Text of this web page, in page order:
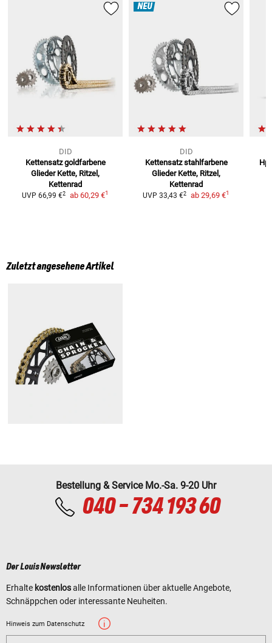
DID
Kettensatz goldfarbene
Glieder Kette, Ritzel,
Kettenrad
UVP 66,99 €2 ab 60,29 €1
NEU
DID
Kettensatz stahlfarbene
Glieder Kette, Ritzel,
Kettenrad
UVP 33,43 €2 ab 29,69 €1
Zuletzt angesehene Artikel
Bestellung & Service Mo.-Sa. 9-20 Uhr
040 - 734 193 60
Der Louis Newsletter
Erhalte kostenlosalle Informationen über aktuelle Angebote,
Schnäppchen oder interessante Neuheiten.
Hinweis zum Datenschutz